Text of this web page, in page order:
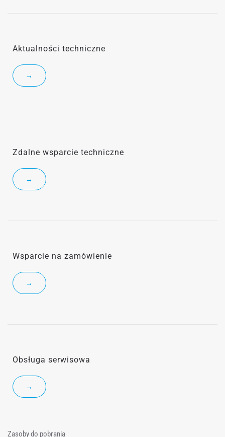
Zasoby do pobrania
Aktualności techniczne
→
Zdalne wsparcie techniczne
→
Wsparcie na zamówienie
→
Obsługa serwisowa
→